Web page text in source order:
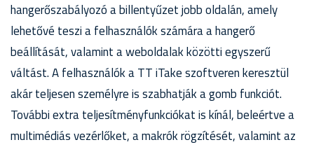
hangerőszabályozó a billentyűzet jobb oldalán, amely
lehetővé teszi a felhasználók számára a hangerő
beállítását, valamint a weboldalak közötti egyszerű
váltást. A felhasználók a TT iTake szoftveren keresztül
akár teljesen személyre is szabhatják a gomb funkciót.
További extra teljesítményfunkciókat is kínál, beleértve a
multimédiás vezérlőket, a makrók rögzítését, valamint az